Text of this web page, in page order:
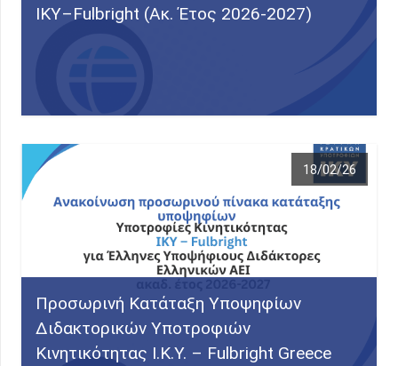
ΙΚΥ–Fulbright (Ακ. Έτος 2026-2027)
18/02/26
Προσωρινή Κατάταξη Υποψηφίων
Διδακτορικών Υποτροφιών
Κινητικότητας Ι.Κ.Υ. – Fulbright Greece